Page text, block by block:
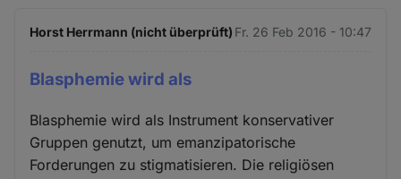
Horst Herrmann (nicht überprüft) Fr. 26 Feb 2016 - 10:47
Blasphemie wird als
Blasphemie wird als Instrument konservativer
Gruppen genutzt, um emanzipatorische
Forderungen zu stigmatisieren. Die religiösen